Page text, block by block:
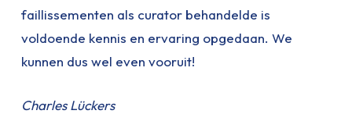
faillissementen als curator behandelde is
voldoende kennis en ervaring opgedaan. We
kunnen dus wel even vooruit!
Charles Lückers